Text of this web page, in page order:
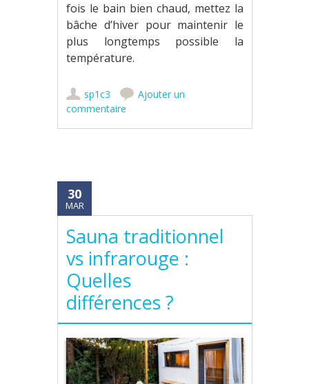
fois le bain bien chaud, mettez la
bâche d’hiver pour maintenir le
plus longtemps possible la
température.
sp1c3
Ajouter un
commentaire
30
MAR
Sauna traditionnel
vs infrarouge :
Quelles
différences ?